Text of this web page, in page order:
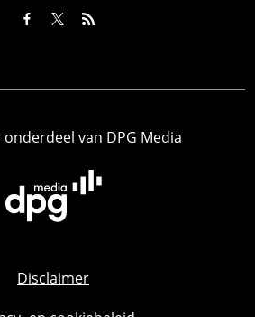
onderdeel van DPG Media
Disclaimer